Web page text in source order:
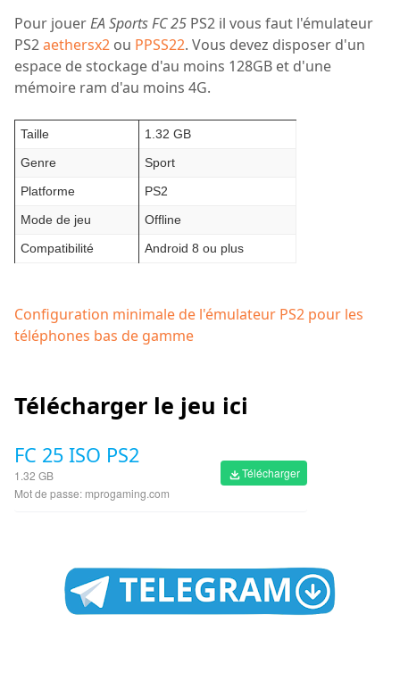
Pour jouerEA Sports FC 25 PS2 il vous faut l'émulateur
PS2aethersx2 ou PPSS22. Vous devez disposer d'un
espace de stockage d'au moins 128GB et d'une
mémoire ram d'au moins 4G.
Taille
1.32 GB
Genre
Sport
Platforme
PS2
Mode de jeu
Offline
Compatibilité
Android 8 ou plus
Configuration minimale de l'émulateur PS2 pour les
téléphones bas de gamme
Télécharger le jeu ici
FC 25 ISO PS2
1.32 GB
Mot de passe: mprogaming.com
Télécharger